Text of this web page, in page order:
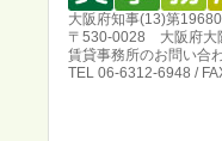
大阪府知事(13)第
〒530-0028 大阪府大
賃貸事務所のお問い合
TEL 06-6312-6948 /